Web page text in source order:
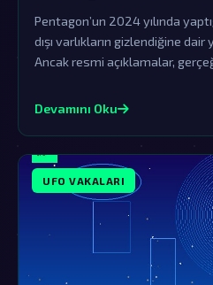
Pentagon’un 2024 yılında
dışı varlıkların gizlendiğine
Ancak resmi açıklamalar,
Devamını Oku
UFO VAKALARI